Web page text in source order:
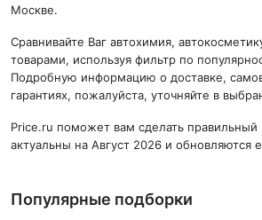
Москве.
Сравнивайте Ваг автохимия,
товарами, используя фильтр по
Подробную информацию о доставке,
гарантиях, пожалуйста, уточняйте в
Price.ru поможет вам сделать
актуальны на Август 2026 и обновляются
Популярные подборки